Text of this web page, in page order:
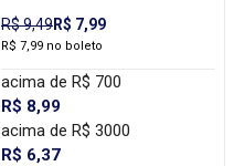
de Proteína, Zero Glúten e
Lanche Fitness Prático
R$ 9,49R$ 7,99
R$ 7,99 no boleto
acima de R$ 700
R$ 8,99
acima de R$ 3000
R$ 6,37